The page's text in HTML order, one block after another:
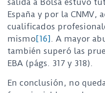
salida a Bolsa estuvo
España y por la CNMV,
cualificados
mismo [16] . A mayor
también superó las
EBA (págs. 317 y 318).
En conclusión, no